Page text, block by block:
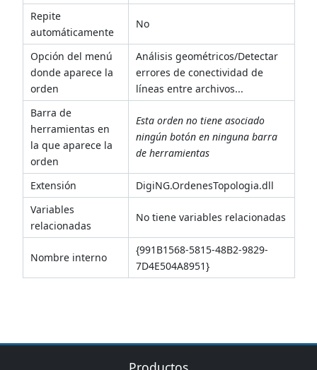
Repite
automáticamente
No
Opción del menú
donde aparece la
orden
Análisis geométricos/Detectar
errores de conectividad de
líneas entre archivos...
Barra de
herramientas en
la que aparece la
orden
Esta orden no tiene asociado
ningún botón en ninguna barra
de herramientas
Extensión
DigiNG.OrdenesTopologia.dll
Variables
relacionadas
No tiene variables relacionadas
Nombre interno
{991B1568-5815-48B2-9829-
7D4E504A8951}